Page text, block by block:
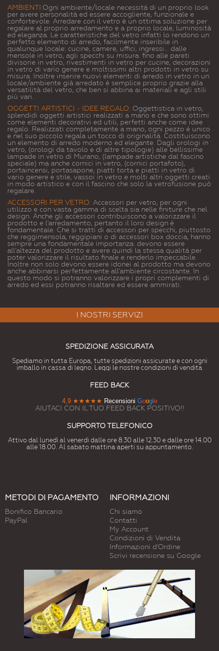
AMBIENTI:Ogni ambiente/locale necessità di un proprio look
per avere personalità ed essere accogliente, funzionale e
confortevole. Arredare con il vetro è un ottima soluzione per
regalare al proprio arredamento e a proprio locale, luminosità
ed eleganza. Le caratteristiche del vetro infatti lo rendono un
perfetto elemento di arredo, facilmente inseribile in
qualunque locale: cucine, camere, uffici, ingressi... dalle
mensole in vetro, agli specchi su misura. fino alle pareti
divisorie in vetro, rivestimenti in vetro per cucine, decorazioni
in vetro di vario genere e moltissimi altri prodotti in vetro su
misura. Inoltre inserire nuovi elementi di arredo in vetro in un
locale/ambiente già arredato è semplice proprio grazie alla
versatilità del vetro, che ben si abbina ai materiali e agli stili
più vari.
OGGETTI ARTISTICI - IDEE REGALO: Oggettistica in vetro,
splendidi oggetti artistici realizzati a mano e che sono ottimi
come elementi decorativi ed utili, perfetti anche come idee
regalo. Realizzati completamente a mano, ogni pezzo è unico
e nel suo piccolo regala un tocco di originalità. Costituiscono
un elemento di arredo moderno ed elegante. Dagli orologi in
vetro, (orologi da tavolo e di altre tipologie) alle bellissime
lampade in vetro di Murano, (lampade artistiche dal fascino
speciale) ma anche cornici in vetro, (cornici portafoto),
portaincensi, portasapone, piatti torta e piatti in vetro di
vario genere e stile, vassoi in vetro e molti altri oggetti creati
in modo artistico e con il fascino che solo la vetrofusione può
regalare.
ACCESSORI PER VETRO: Accessori per vetro, per ogni
utilizzo e con vasta gamma di scelta sia nelle finiture che nel
design. Anche gli accessori contribuiscono a valorizzare il
prodotto e l'arredamento, pertanto il loro design è
fondamentale. Che si tratti di accessori per specchi, piuttosto
che reggimensola, reggipiani o di accessori box doccia, hanno
sempre una fondamentale importanza: devono essere
all'altezza del prodotto e avere quindi la stessa qualità per
poter valorizzare il risultato finale e renderlo impeccabile.
Inoltre non solo devono essere idonei al prodotto ma devono
anche abbinarsi perfettamente all'ambiente circostante. In
questo modo si potranno valorizzare i propri complementi di
arredo ed essi potranno risaltare ed essere ammirati.
I NOSTRI SERVIZI
SPEDIZIONE ASSICURATA
Spediamo in tutta Europa, tutte spedizioni assicurate e con ogni
imballo in cassa di legno. Leggi le nostre condizioni di vendita
FEED BACK
4,9 ★★★★★ Recensioni Google
AIUTACI CON IL TUO FEED BACK POSITIVO!!
SUPPORTO TELEFONICO
Attivo dal lunedì al venerdì dalle ore 8.30 alle 12.30 e dalle ore 14.00
alle 18.00. Al sabato mattina aperti su appuntamento.
METODI DI PAGAMENTO
Bonifico Bancario
PayPal
INFORMAZIONI
Chi siamo
Contatti
My Account
Condizioni di Vendita
Informazioni d'Ordine
Scrivi recensione su Google